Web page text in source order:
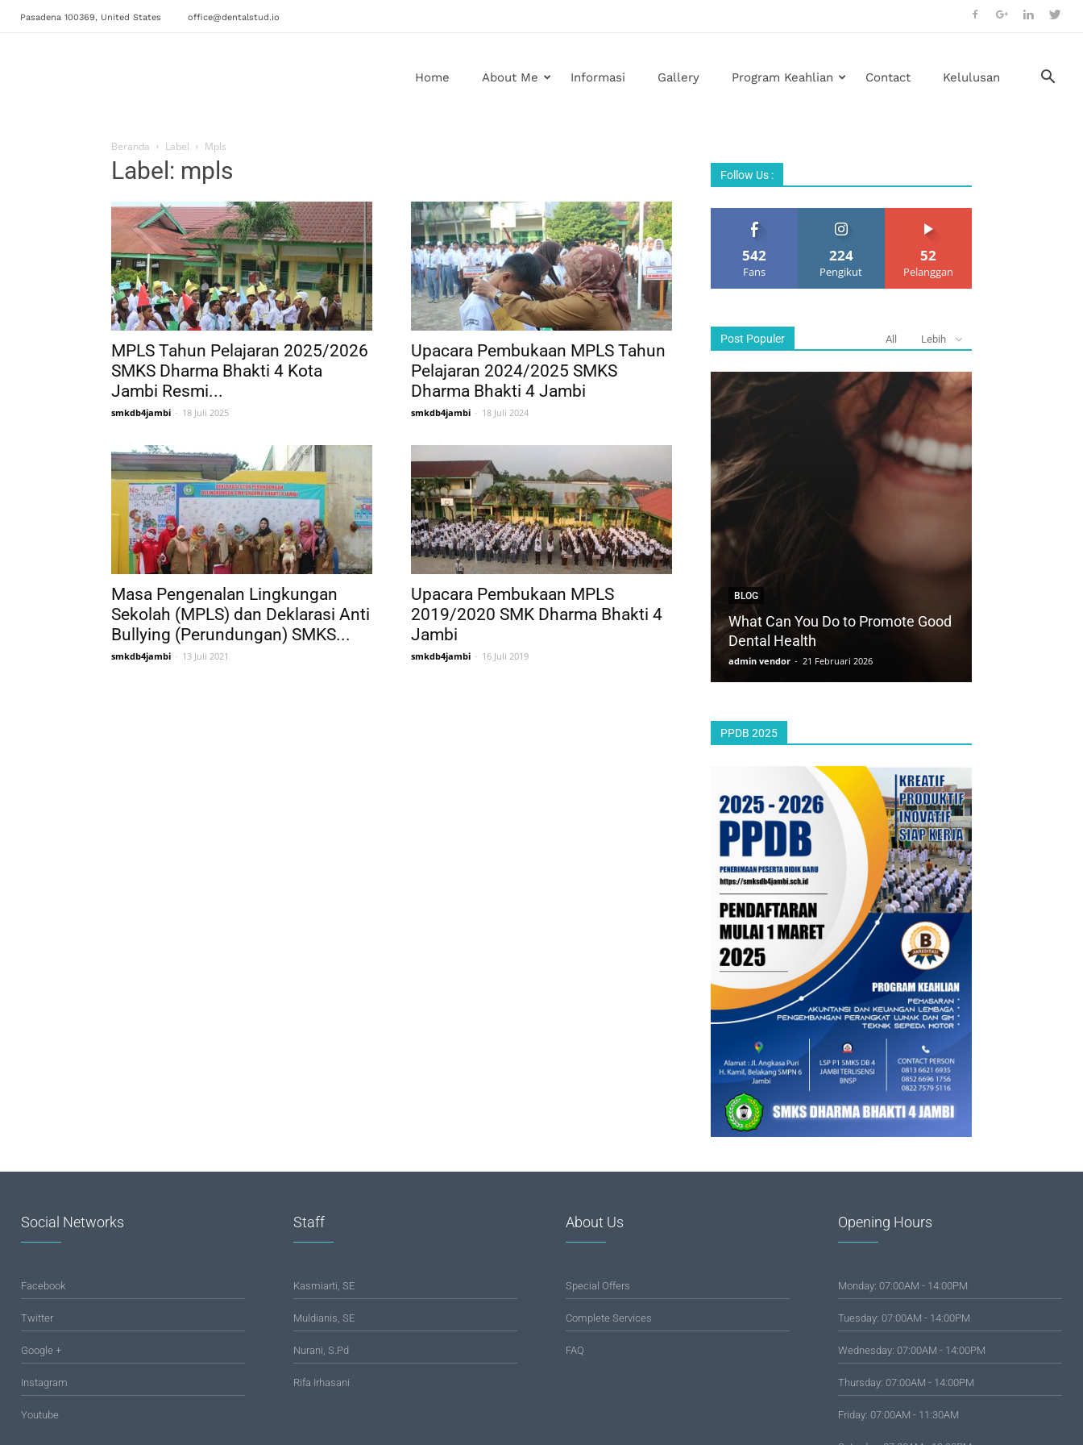
Pasadena 100369, United States office@dentalstud.io
Home About Me Informasi Gallery Program Keahlian Contact Kelulusan
Beranda Label Mpls
Label: mpls
MPLS Tahun Pelajaran 2025/2026
SMKS Dharma Bhakti 4 Kota
Jambi Resmi...
smkdb4jambi - 18 Juli 2025
Upacara Pembukaan MPLS Tahun
Pelajaran 2024/2025 SMKS
Dharma Bhakti 4 Jambi
smkdb4jambi - 18 Juli 2024
Masa Pengenalan Lingkungan
Sekolah (MPLS) dan Deklarasi Anti
Bullying (Perundungan) SMKS...
smkdb4jambi - 13 Juli 2021
Upacara Pembukaan MPLS
2019/2020 SMK Dharma Bhakti 4
Jambi
smkdb4jambi - 16 Juli 2019
Follow Us :
542
Fans
224
Pengikut
52
Pelanggan
Post Populer All Lebih
BLOG
What Can You Do to Promote Good
Dental Health
admin vendor - 21 Februari 2026
PPDB 2025
Social Networks
Facebook
Twitter
Google +
Instagram
Youtube
Staff
Kasmiarti, SE
Muldianis, SE
Nurani, S.Pd
Rifa Irhasani
About Us
Special Offers
Complete Services
FAQ
Opening Hours
Monday: 07:00AM - 14:00PM
Tuesday: 07:00AM - 14:00PM
Wednesday: 07:00AM - 14:00PM
Thursday: 07:00AM - 14:00PM
Friday: 07:00AM - 11:30AM